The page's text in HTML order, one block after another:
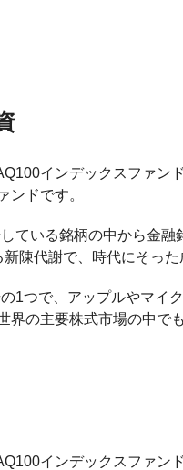
インデックスファ
ンドです。
ている銘柄の中から金
陳代謝で、時代にそった
1つで、アップルやマイ
界の主要株式市場の中で
インデックスファ